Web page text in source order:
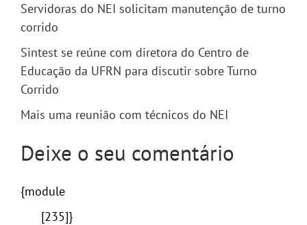
Servidoras do NEI solicitam manutenção de turno
corrido
Sintest se reúne com diretora do Centro de
Educação da UFRN para discutir sobre Turno
Corrido
Mais uma reunião com técnicos do NEI
Deixe o seu comentário
{module
[235]}